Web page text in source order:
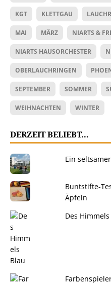
KGT KLETTGAU
MAI MÄRZ NIARTS &
NIARTS HAUSORCHESTER
OBERLAUCHRINGEN
SEPTEMBER SOMMER
WEIHNACHTEN WINTER
DERZEIT BELIEBT…
Ein
Buntstifte-
Äpfeln
Des